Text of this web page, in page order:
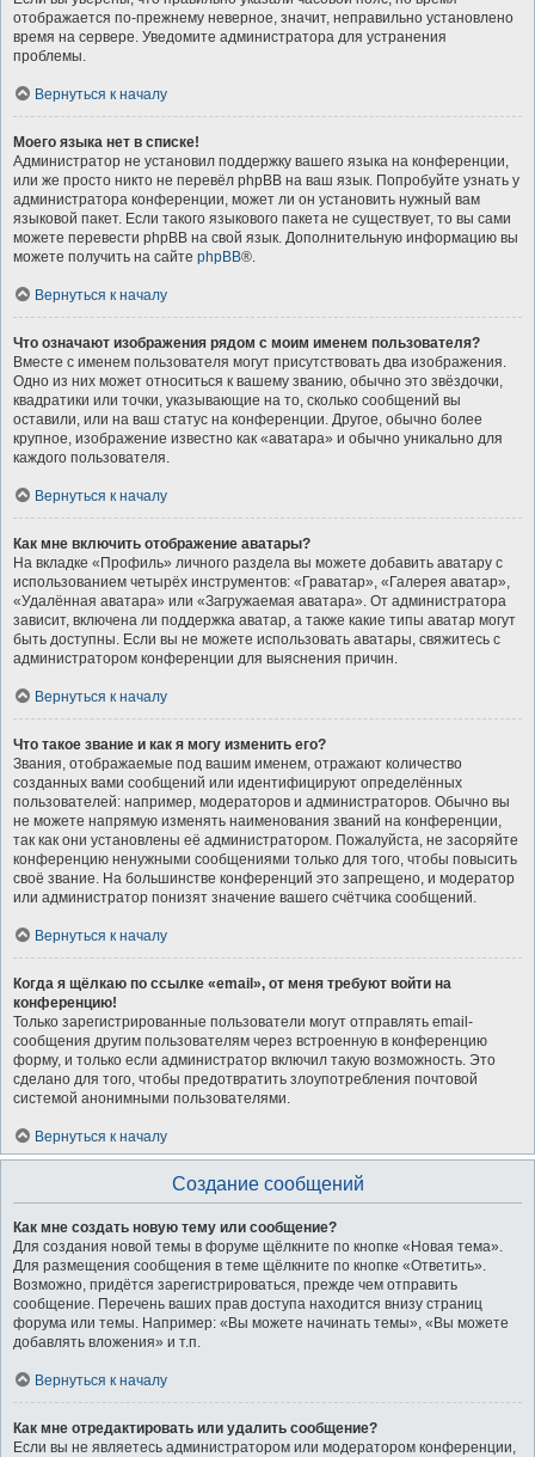
отображается по-прежнему неверное, значит, неправильно установлено
время на сервере. Уведомите администратора для устранения
проблемы.
Вернуться к началу
Моего языка нет в списке!
Администратор не установил поддержку вашего языка на конференции,
или же просто никто не перевёл phpBB на ваш язык. Попробуйте узнать у
администратора конференции, может ли он установить нужный вам
языковой пакет. Если такого языкового пакета не существует, то вы сами
можете перевести phpBB на свой язык. Дополнительную информацию вы
можете получить на сайте phpBB®.
Вернуться к началу
Что означают изображения рядом с моим именем пользователя?
Вместе с именем пользователя могут присутствовать два изображения.
Одно из них может относиться к вашему званию, обычно это звёздочки,
квадратики или точки, указывающие на то, сколько сообщений вы
оставили, или на ваш статус на конференции. Другое, обычно более
крупное, изображение известно как «аватара» и обычно уникально для
каждого пользователя.
Вернуться к началу
Как мне включить отображение аватары?
На вкладке «Профиль» личного раздела вы можете добавить аватару с
использованием четырёх инструментов: «Граватар», «Галерея аватар»,
«Удалённая аватара» или «Загружаемая аватара». От администратора
зависит, включена ли поддержка аватар, а также какие типы аватар могут
быть доступны. Если вы не можете использовать аватары, свяжитесь с
администратором конференции для выяснения причин.
Вернуться к началу
Что такое звание и как я могу изменить его?
Звания, отображаемые под вашим именем, отражают количество
созданных вами сообщений или идентифицируют определённых
пользователей: например, модераторов и администраторов. Обычно вы
не можете напрямую изменять наименования званий на конференции,
так как они установлены её администратором. Пожалуйста, не засоряйте
конференцию ненужными сообщениями только для того, чтобы повысить
своё звание. На большинстве конференций это запрещено, и модератор
или администратор понизят значение вашего счётчика сообщений.
Вернуться к началу
Когда я щёлкаю по ссылке «email», от меня требуют войти на
конференцию!
Только зарегистрированные пользователи могут отправлять email-
сообщения другим пользователям через встроенную в конференцию
форму, и только если администратор включил такую возможность. Это
сделано для того, чтобы предотвратить злоупотребления почтовой
системой анонимными пользователями.
Вернуться к началу
Создание сообщений
Как мне создать новую тему или сообщение?
Для создания новой темы в форуме щёлкните по кнопке «Новая тема».
Для размещения сообщения в теме щёлкните по кнопке «Ответить».
Возможно, придётся зарегистрироваться, прежде чем отправить
сообщение. Перечень ваших прав доступа находится внизу страниц
форума или темы. Например: «Вы можете начинать темы», «Вы можете
добавлять вложения» и т.п.
Вернуться к началу
Как мне отредактировать или удалить сообщение?
Если вы не являетесь администратором или модератором конференции,